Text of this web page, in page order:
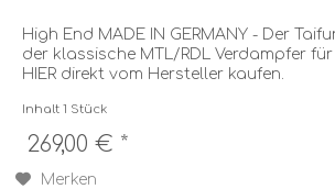
High End MADE IN GERMANY - Der
der klassische MTL/RDL Verdampfer
HIER direkt vom Hersteller kaufen.
Inhalt1 Stück
269,00 € *
Merken